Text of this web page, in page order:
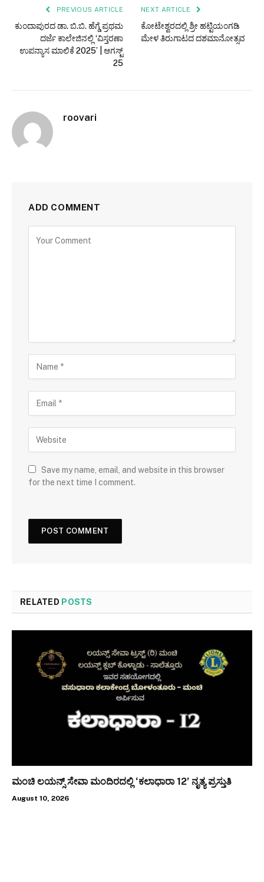
PREVIOUS ARTICLE
ಕುಂದಾಪುರದ ಡಾ. ಬಿ.ಬಿ. ಹೆಗ್ಡೆ ಪ್ರಥಮ
ದರ್ಜೆ ಕಾಲೇಜಿನಲ್ಲಿ ‘ವಿಸ್ತರಣಾ
ಉಪನ್ಯಾಸ ಮಾಲಿಕೆ 2025’ | ಆಗಸ್ಟ್
25
NEXT ARTICLE
ಕೋಟೇಶ್ವರದಲ್ಲಿ ಶ್ರೀ ಹಟ್ಟಿಯಂಗಡಿ
ಮೇಳ ತಿರುಗಾಟದ ದಶಮಾನೋತ್ಸವ
roovari
ADD COMMENT
Save my name, email, and website in this browser
for the next time I comment.
RELATED POSTS
ಮಂಚಿ ಲಯನ್ಸ್ ಸೇವಾ ಮಂದಿರದಲ್ಲಿ ‘ಕಲಾಧಾರಾ 12’ ನೃತ್ಯ ಪ್ರಸ್ತುತಿ
August 10, 2026